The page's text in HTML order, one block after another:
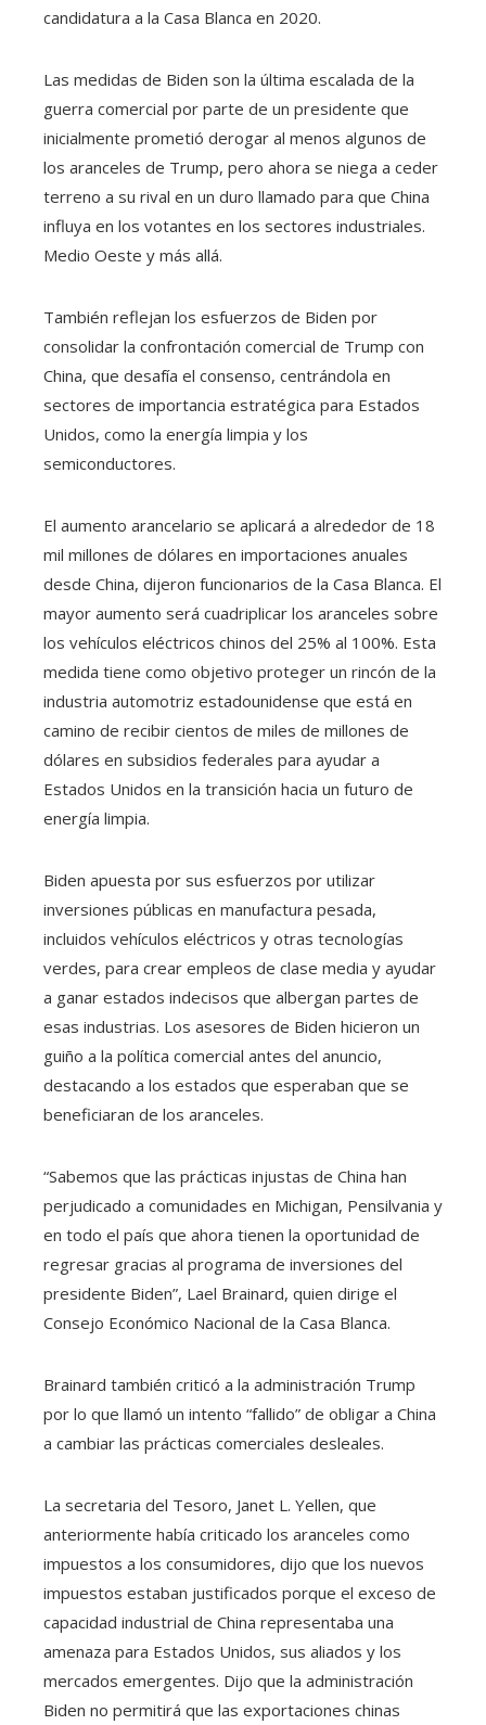
candidatura a la Casa Blanca en 2020.
Las medidas de Biden son la última escalada de la
guerra comercial por parte de un presidente que
inicialmente prometió derogar al menos algunos de
los aranceles de Trump, pero ahora se niega a ceder
terreno a su rival en un duro llamado para que China
influya en los votantes en los sectores industriales.
Medio Oeste y más allá.
También reflejan los esfuerzos de Biden por
consolidar la confrontación comercial de Trump con
China, que desafía el consenso, centrándola en
sectores de importancia estratégica para Estados
Unidos, como la energía limpia y los
semiconductores.
El aumento arancelario se aplicará a alrededor de 18
mil millones de dólares en importaciones anuales
desde China, dijeron funcionarios de la Casa Blanca. El
mayor aumento será cuadriplicar los aranceles sobre
los vehículos eléctricos chinos del 25% al ​​100%. Esta
medida tiene como objetivo proteger un rincón de la
industria automotriz estadounidense que está en
camino de recibir cientos de miles de millones de
dólares en subsidios federales para ayudar a
Estados Unidos en la transición hacia un futuro de
energía limpia.
Biden apuesta por sus esfuerzos por utilizar
inversiones públicas en manufactura pesada,
incluidos vehículos eléctricos y otras tecnologías
verdes, para crear empleos de clase media y ayudar
a ganar estados indecisos que albergan partes de
esas industrias. Los asesores de Biden hicieron un
guiño a la política comercial antes del anuncio,
destacando a los estados que esperaban que se
beneficiaran de los aranceles.
“Sabemos que las prácticas injustas de China han
perjudicado a comunidades en Michigan, Pensilvania y
en todo el país que ahora tienen la oportunidad de
regresar gracias al programa de inversiones del
presidente Biden”, Lael Brainard, quien dirige el
Consejo Económico Nacional de la Casa Blanca.
Brainard también criticó a la administración Trump
por lo que llamó un intento “fallido” de obligar a China
a cambiar las prácticas comerciales desleales.
La secretaria del Tesoro, Janet L. Yellen, que
anteriormente había criticado los aranceles como
impuestos a los consumidores, dijo que los nuevos
impuestos estaban justificados porque el exceso de
capacidad industrial de China representaba una
amenaza para Estados Unidos, sus aliados y los
mercados emergentes. Dijo que la administración
Biden no permitirá que las exportaciones chinas